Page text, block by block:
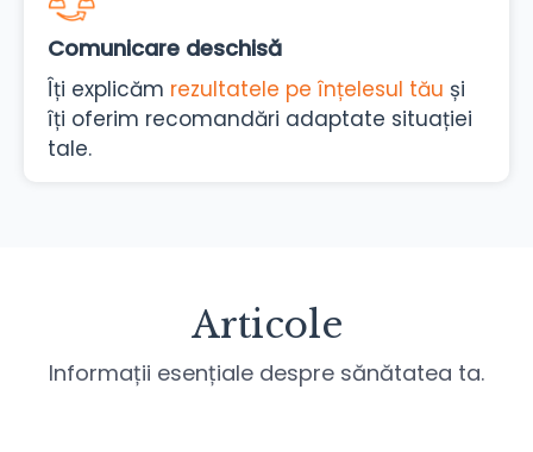
Comunicare deschisă
Îți explicăm rezultatele pe înțelesul tău și
îți oferim recomandări adaptate situației
tale.
Articole
Informații esențiale despre sănătatea ta.